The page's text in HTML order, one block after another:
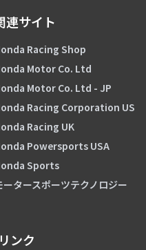
連サイト
Racing Shop
Motor Co. Ltd
Motor Co. Ltd - JP
Racing Corporation US
Racing UK
Powersports USA
Sports
ータースポーツテクノロジー
ンク